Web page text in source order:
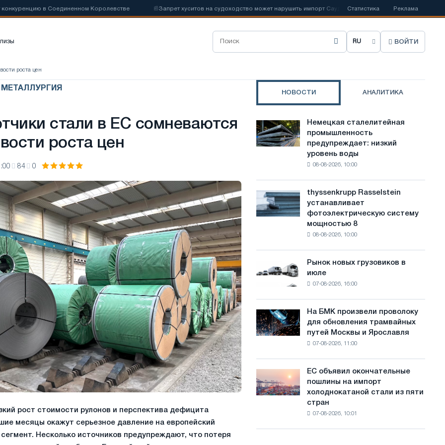
в Соединенном Королевстве 📰Запрет хуситов на судоходство может нарушить импорт Саудовской стали 📰 Испанский Acerinox
Статистика Реклама
В
б
т
ь
я
з
ы
к
й
ВОЙТИ
роста цен
стали в ЕС сомневаются
роста цен
84 0
рост стоимости рулонов и перспектива дефицита
месяцы окажут серьезное давление на европейский
Несколько источников предупреждают, что потеря
НОВОСТИ АНАЛИТИКА
Немецкая
сталелитейная
промышленность
предупреждает:
угрожает
безопасности
Немецкая сталелитейная
промышленность
предупреждает: низкий
уровень воды
08-08-2026, 10:00
thyssenkrupp
Rasselstein
устанавливает
фотоэлектрическую
МВт
целей
обезуглероживания
thyssenkrupp Rasselstein
устанавливает
фотоэлектрическую систему
мощностью 8
08-08-2026, 10:00
Рынок
новых
грузовиков
Рынок новых грузовиков в
июле
07-08-2026, 16:00
На
БМК
произвели
трамвайных
путей
На БМК произвели проволоку
для обновления трамвайных
путей Москвы и Ярославля
07-08-2026, 11:00
объявил
окончательные
ЕС объявил окончательные
пошлины на импорт
холоднокатаной стали из пяти
стран
07-08-2026, 10:01